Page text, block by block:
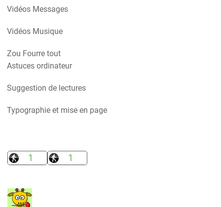
Vidéos Messages
Vidéos Musique
Zou Fourre tout
Astuces ordinateur
Suggestion de lectures
Typographie et mise en page